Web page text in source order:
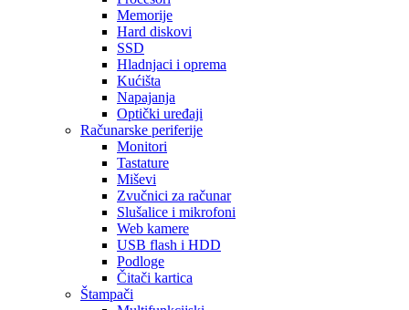
Memorije
Hard diskovi
SSD
Hladnjaci i oprema
Kućišta
Napajanja
Optički uređaji
Računarske periferije
Monitori
Tastature
Miševi
Zvučnici za računar
Slušalice i mikrofoni
Web kamere
USB flash i HDD
Podloge
Čitači kartica
Štampači